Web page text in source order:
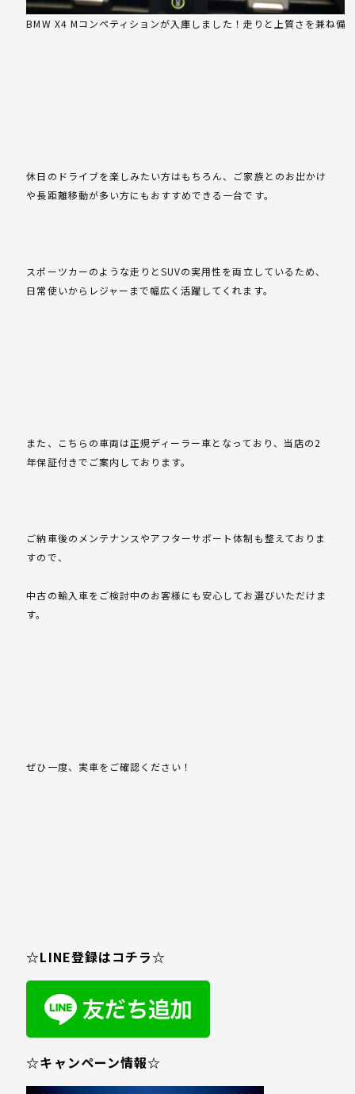
BMW X4 Mコンペティションが入庫しました！走りと上質さを兼ね備
休日のドライブを楽しみたい方はもちろん、ご家族とのお出かけ
や長距離移動が多い方にもおすすめできる一台です。
スポーツカーのような走りとSUVの実用性を両立しているため、
日常使いからレジャーまで幅広く活躍してくれます。
また、こちらの車両は正規ディーラー車となっており、当店の2
年保証付きでご案内しております。
ご納車後のメンテナンスやアフターサポート体制も整えておりま
すので、
中古の輸入車をご検討中のお客様にも安心してお選びいただけま
す。
ぜひ一度、実車をご確認ください！
☆LINE登録はコチラ☆
☆キャンペーン情報☆